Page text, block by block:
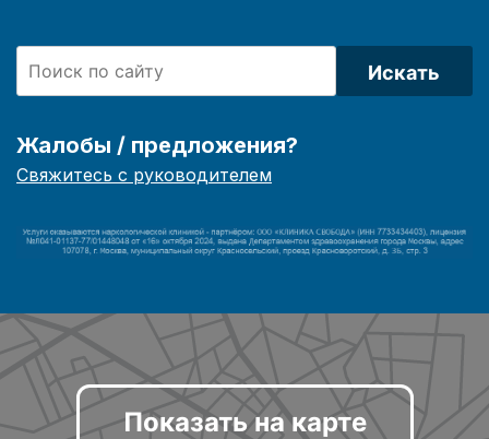
Искать
Жалобы / предложения?
Свяжитесь с руководителем
Показать на карте